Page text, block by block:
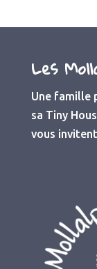
Les
Une famille
sa Tiny
vous